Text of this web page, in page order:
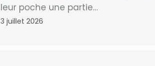
leur poche une partie…
3 juillet 2026